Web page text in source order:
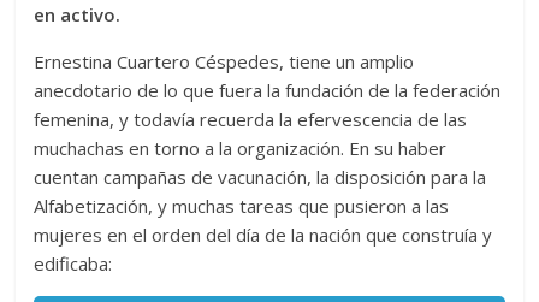
en activo.
Ernestina Cuartero Céspedes, tiene un amplio
anecdotario de lo que fuera la fundación de la federación
femenina, y todavía recuerda la efervescencia de las
muchachas en torno a la organización. En su haber
cuentan campañas de vacunación, la disposición para la
Alfabetización, y muchas tareas que pusieron a las
mujeres en el orden del día de la nación que construía y
edificaba: